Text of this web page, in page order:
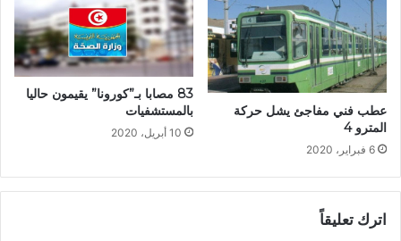
عطب فني مفاجئ يشل حركة
المترو 4
6 فبراير، 2020
83 مصابا بـ”كورونا” يقيمون حاليا
بالمستشفيات
10 أبريل، 2020
اترك تعليقاً